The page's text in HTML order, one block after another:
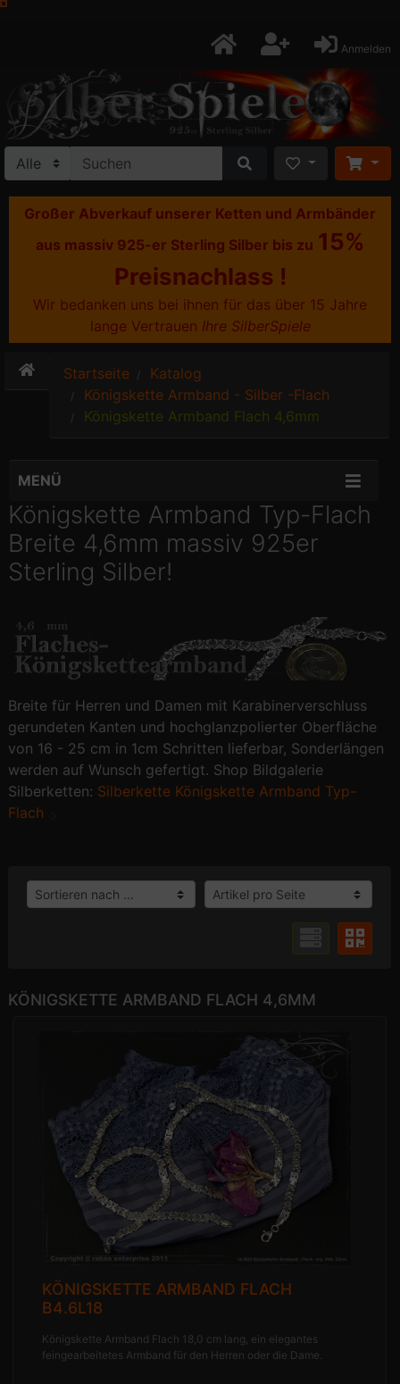
Anmelden
Großer Abverkauf unserer Ketten und Armbänder
aus massiv 925-er Sterling Silber bis zu 15%
Preisnachlass !
Wir bedanken uns bei ihnen für das über 15 Jahre
lange Vertrauen Ihre SilberSpiele
Startseite
Katalog
Königskette Armband - Silber -Flach
Königskette Armband Flach 4,6mm
MENÜ
Königskette Armband Typ-Flach
Breite 4,6mm massiv 925er
Sterling Silber!
Breite für Herren und Damen mit Karabinerverschluss
gerundeten Kanten und hochglanzpolierter Oberfläche
von 16 - 25 cm in 1cm Schritten lieferbar, Sonderlängen
werden auf Wunsch gefertigt. Shop Bildgalerie
Silberketten: Silberkette Königskette Armband Typ-
Flach
KÖNIGSKETTE ARMBAND FLACH 4,6MM
KÖNIGSKETTE ARMBAND FLACH
B4.6L18
Königskette Armband Flach 18,0 cm lang, ein elegantes
feingearbeitetes Armband für den Herren oder die Dame.